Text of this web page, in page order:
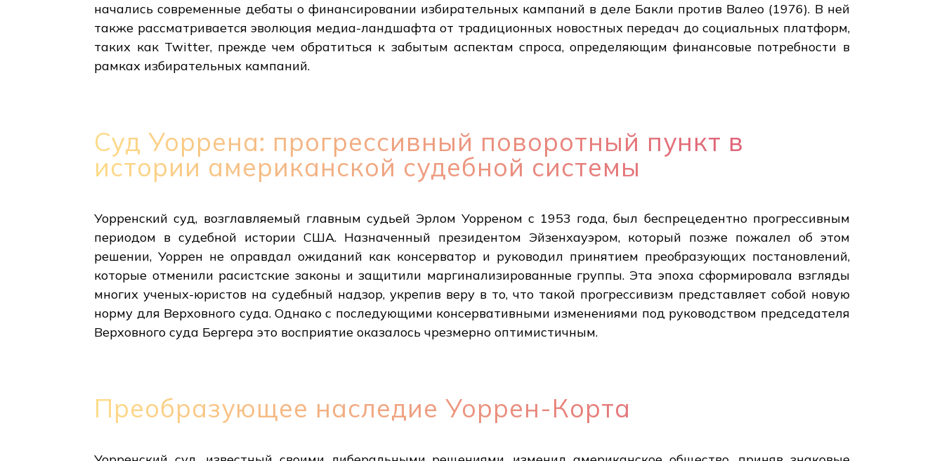
начались современные дебаты о финансировании избирательных кампаний в деле Бакли против Валео (1976). В ней
также рассматривается эволюция медиа-ландшафта от традиционных новостных передач до социальных платформ,
таких как Twitter, прежде чем обратиться к забытым аспектам спроса, определяющим финансовые потребности в
рамках избирательных кампаний.
Суд Уоррена: прогрессивный поворотный пункт в
истории американской судебной системы
Уорренский суд, возглавляемый главным судьей Эрлом Уорреном с 1953 года, был беспрецедентно прогрессивным
периодом в судебной истории США. Назначенный президентом Эйзенхауэром, который позже пожалел об этом
решении, Уоррен не оправдал ожиданий как консерватор и руководил принятием преобразующих постановлений,
которые отменили расистские законы и защитили маргинализированные группы. Эта эпоха сформировала взгляды
многих ученых-юристов на судебный надзор, укрепив веру в то, что такой прогрессивизм представляет собой новую
норму для Верховного суда. Однако с последующими консервативными изменениями под руководством председателя
Верховного суда Бергера это восприятие оказалось чрезмерно оптимистичным.
Преобразующее наследие Уоррен-Корта